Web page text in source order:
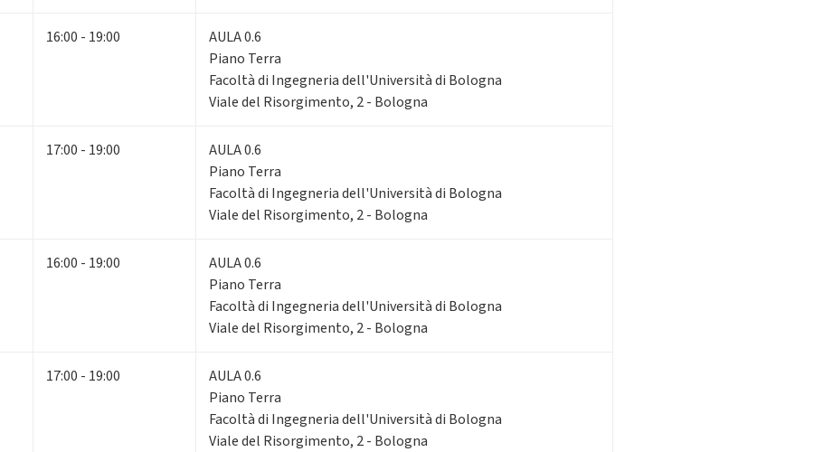
16:00 - 19:00
AULA 0.6
Piano Terra
Facoltà di Ingegneria dell'Università di Bologna
Viale del Risorgimento, 2 - Bologna
17:00 - 19:00
AULA 0.6
Piano Terra
Facoltà di Ingegneria dell'Università di Bologna
Viale del Risorgimento, 2 - Bologna
16:00 - 19:00
AULA 0.6
Piano Terra
Facoltà di Ingegneria dell'Università di Bologna
Viale del Risorgimento, 2 - Bologna
17:00 - 19:00
AULA 0.6
Piano Terra
Facoltà di Ingegneria dell'Università di Bologna
Viale del Risorgimento, 2 - Bologna